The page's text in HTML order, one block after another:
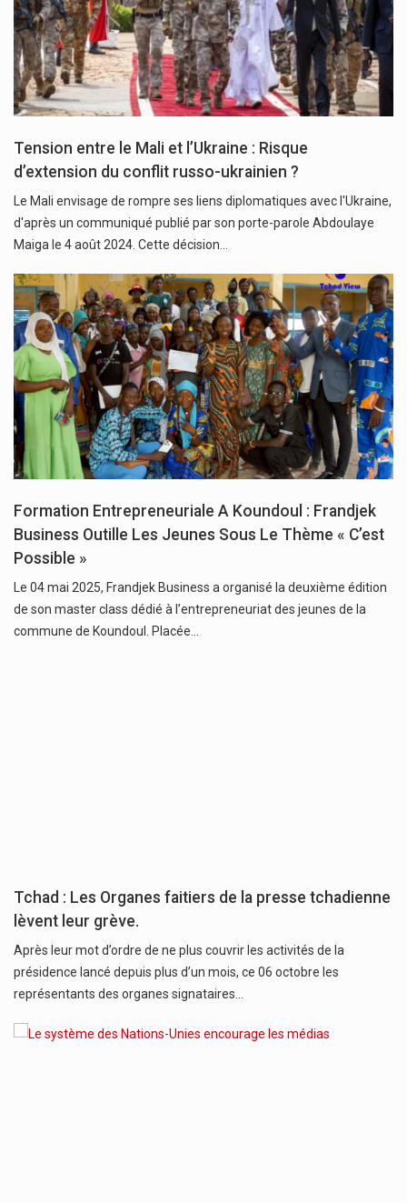
Tension entre le Mali et l’Ukraine : Risque
d’extension du conflit russo-ukrainien ?
Le Mali envisage de rompre ses liens diplomatiques avec l'Ukraine,
d'après un communiqué publié par son porte-parole Abdoulaye
Maiga le 4 août 2024. Cette décision…
Formation Entrepreneuriale A Koundoul : Frandjek
Business Outille Les Jeunes Sous Le Thème « C’est
Possible »
Le 04 mai 2025, Frandjek Business a organisé la deuxième édition
de son master class dédié à l’entrepreneuriat des jeunes de la
commune de Koundoul. Placée…
Tchad : Les Organes faitiers de la presse tchadienne
lèvent leur grève.
Après leur mot d’ordre de ne plus couvrir les activités de la
présidence lancé depuis plus d’un mois, ce 06 octobre les
représentants des organes signataires…